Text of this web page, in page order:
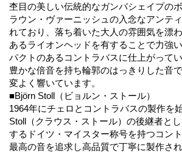
杢目の美しい伝統的なガンバシェイプの
ラウン・ヴァーニッシュの入念なアンテ
れており、落ち着いた大人の雰囲気を漂
あるライオンヘッドを有することで力強
パクトのあるコントラバスに仕上がってい
豊かな倍音を持ち輪郭のはっきりした音
変よく響いています。
■Björn Stoll（ビョルン・ストール）
1964年にチェロとコントラバスの製作を
Stoll（クラウス・ストール）の後継者と
するドイツ・マイスター称号を持つコント
最高の音を追求し高品質で丁寧に製作さ